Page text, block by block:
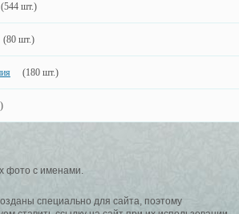
(544 шт.)
(80 шт.)
(180 шт.)
фото с именами.
специально для сайта, поэтому